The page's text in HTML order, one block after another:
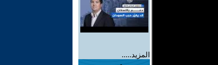
المزيد.....